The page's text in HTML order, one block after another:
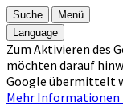
Suche
Menü
Language
Zum Aktivieren des
möchten darauf
Google übermittelt
Mehr Informationen